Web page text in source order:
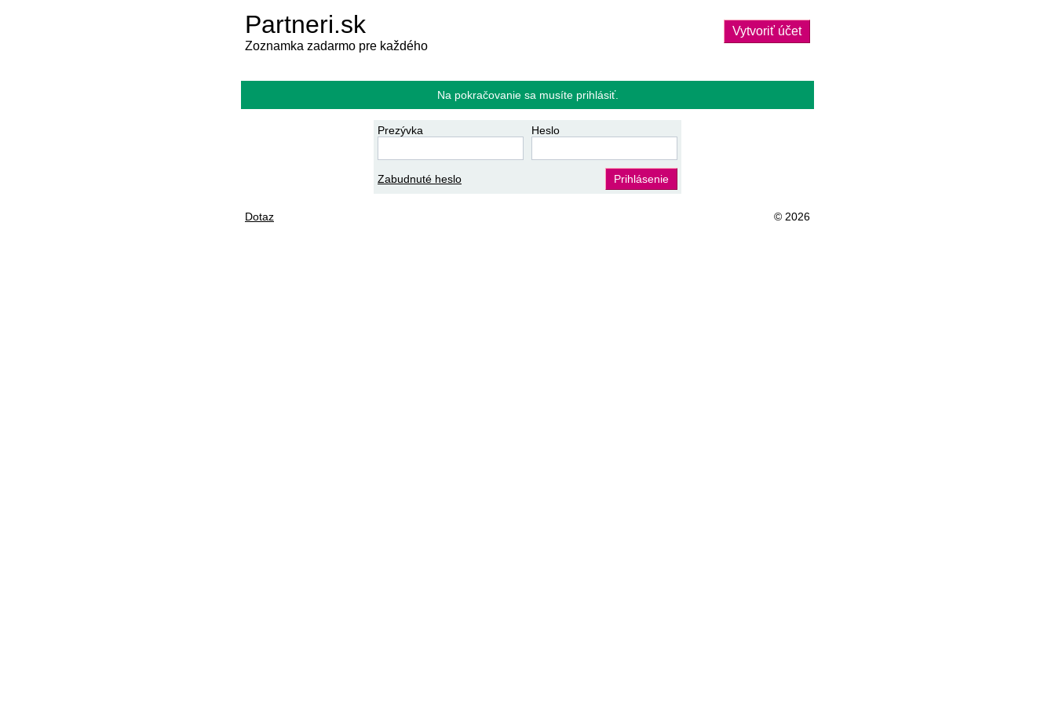
Partneri.sk
Zoznamka zadarmo pre každého
Vytvoriť účet
Na pokračovanie sa musíte prihlásiť.
Prezývka Heslo
Zabudnuté heslo Prihlásenie
Dotaz © 2026